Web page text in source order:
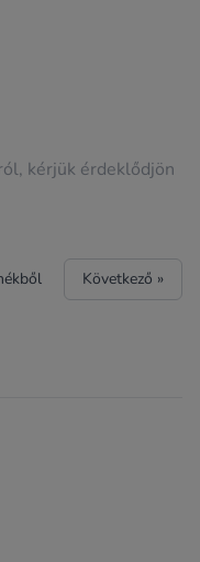
kérjük érdeklődjön
Következő »